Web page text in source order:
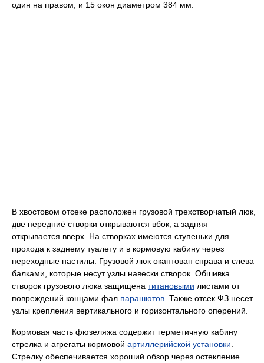
один на правом, и 15 окон диаметром 384 мм.
В хвостовом отсеке расположен грузовой трехстворчатый люк,
две передниё створки открываются вбок, а задняя —
открывается вверх. На створках имеются ступеньки для
прохода к заднему туалету и в кормовую кабину через
переходные настилы. Грузовой люк окантован справа и слева
балками, которые несут узлы навески створок. Обшивка
створок грузового люка защищена титановыми листами от
повреждений концами фал парашютов . Также отсек ФЗ несет
узлы крепления вертикального и горизонтального оперений.
Кормовая часть фюзеляжа содержит герметичную кабину
стрелка и агрегаты кормовой артиллерийской установки
Стрелку обеспечивается хороший обзор через остекление